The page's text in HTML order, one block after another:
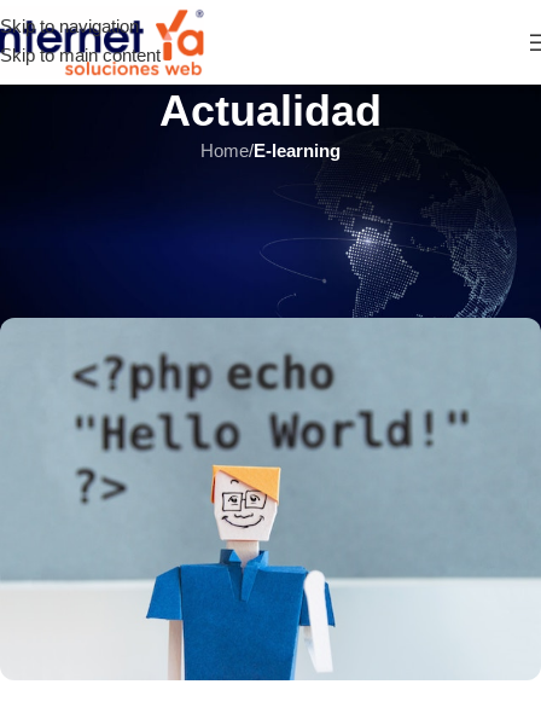
Skip to navigation
Skip to main content
Actualidad
Home/E-learning
ÚLTIMOS ARTÍCULOS
¿Qué beneficios tiene usar PHP
7 con plataformas Moodle?
INTERNET YA Soluciones Web el 24 junio, 2020